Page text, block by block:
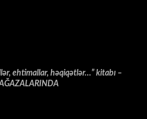
ehtimallar, həqiqətlər…” kitabı –